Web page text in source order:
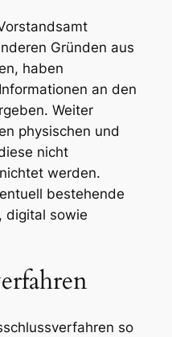
Gründen aus
haben
an den
Weiter
physischen und
nicht
werden.
bestehende
digital sowie
so